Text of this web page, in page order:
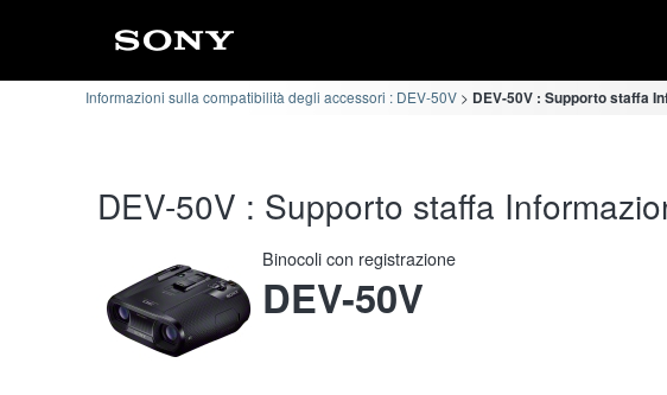
Informazioni sulla compatibilità degli accessori : DEV-50V DEV-50V : Supporto staffa
DEV-50V : Supporto staffa
Binocoli con registrazione
DEV-50V